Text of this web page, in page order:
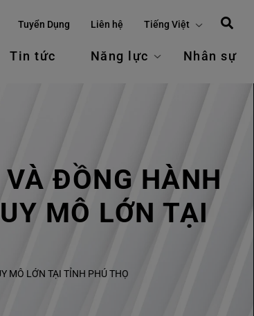
Tuyển Dụng Liên hệ Tiếng Việt
Tin tức Năng lực Nhân sự
ĐỒNG HÀNH
MÔ LỚN TẠI
MÔ LỚN TẠI TỈNH PHÚ THỌ